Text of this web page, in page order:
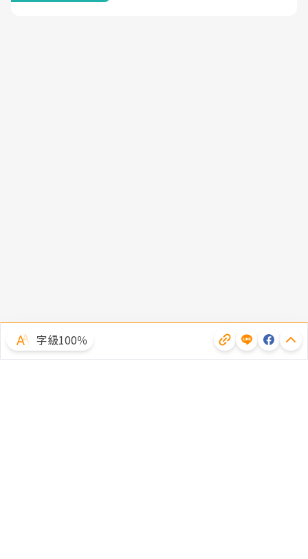
字級100％